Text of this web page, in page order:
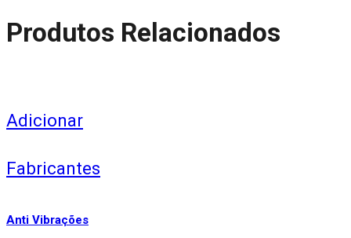
Produtos Relacionados
Adicionar
Fabricantes
Anti Vibrações